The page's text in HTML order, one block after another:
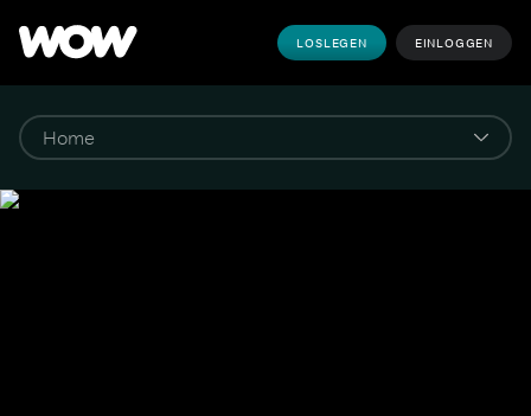
LOSLEGEN EINLOGGEN